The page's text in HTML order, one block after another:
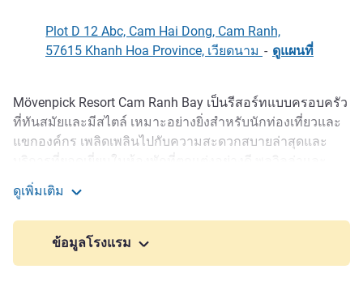
Plot D 12 Abc, Cam Hai Dong, Cam Ranh,
57615 Khanh Hoa Province, เวียดนาม - ดูแผนที่
รายละเอียด
Mövenpick Resort Cam Ranh Bay เป็นรีสอร์ทแบบครอบครัว
ที่ทันสมัยและมีสไตล์ เหมาะอย่างยิ่งสำหรับนักท่องเที่ยวและ
แขกองค์กร เพลิดเพลินไปกับความสะดวกสบายล่าสุดและ
อพาร์ตเมนต์ สิ่งอำนวยความสะดวกหลากหลายภายใน
รีสอร์ทตอบโจทย์ความต้องการของทุกคนในครอบครัว โดย
เป็นจุดหมายปลายทางที่ครบครันและตั้งอยู่บนชายหาด
โดยตรง รีสอร์ทสุดหรูมีวิวเหนือหาดทรายขาวยาว 17 กม. ซึ่ง
ดูเพิ่มเติม
ข้อมูลโรงแรม